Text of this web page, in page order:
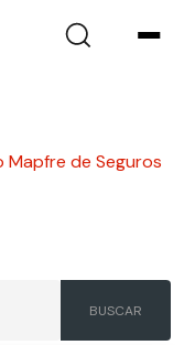
Mapfre de Seguros